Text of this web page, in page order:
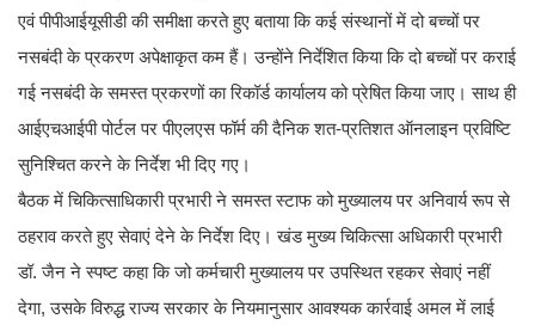
एवं पीपीआईयूसीडी की समीक्षा करते हुए बताया कि कई संस्थानों में दो बच्चों पर
नसबंदी के प्रकरण अपेक्षाकृत कम हैं। उन्होंने निर्देशित किया कि दो बच्चों पर कराई
गई नसबंदी के समस्त प्रकरणों का रिकॉर्ड कार्यालय को प्रेषित किया जाए। साथ ही
आईएचआईपी पोर्टल पर पीएलएस फॉर्म की दैनिक शत-प्रतिशत ऑनलाइन प्रविष्टि
सुनिश्चित करने के निर्देश भी दिए गए।
बैठक में चिकित्साधिकारी प्रभारी ने समस्त स्टाफ को मुख्यालय पर अनिवार्य रूप से
ठहराव करते हुए सेवाएं देने के निर्देश दिए। खंड मुख्य चिकित्सा अधिकारी प्रभारी
डॉ. जैन ने स्पष्ट कहा कि जो कर्मचारी मुख्यालय पर उपस्थित रहकर सेवाएं नहीं
देगा, उसके विरुद्ध राज्य सरकार के नियमानुसार आवश्यक कार्रवाई अमल में लाई